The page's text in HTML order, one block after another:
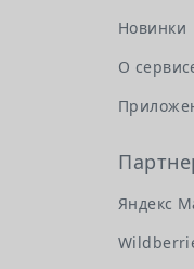
Новинки
О
Яндекс